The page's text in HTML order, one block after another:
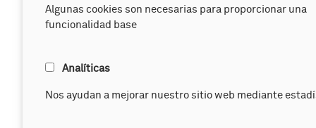
Algunas cookies son necesarias para proporcionar una
funcionalidad base
Analíticas
Nos ayudan a mejorar nuestro sitio web mediante